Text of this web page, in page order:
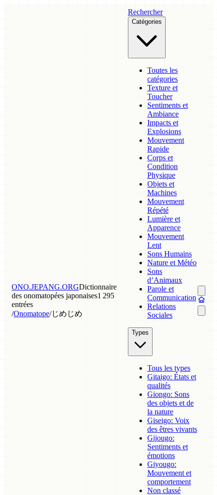
ONO.JEPANG.ORGDictionnaire
des onomatopées japonaises1 295
entrées
/Onomatope/じめじめ
Rechercher
Catégories
Toutes les
catégories
Texture et
Toucher
Sentiments et
Ambiance
Impacts et
Explosions
Mouvement
Rapide
Corps et
Condition
Physique
Objets et
Machines
Mouvement
Répété
Lumière et
Apparence
Mouvement
Lent
Sons Humains
Nature et Météo
Sons
d’Animaux
Parole et
Communication
Relations
Sociales
Types
Tous les types
Gitaigo: États et
qualités
Giongo: Sons
des objets et de
la nature
Giseigo: Voix
des êtres vivants
Gijougo:
Sentiments et
émotions
Giyougo:
Mouvement et
comportement
Non classé